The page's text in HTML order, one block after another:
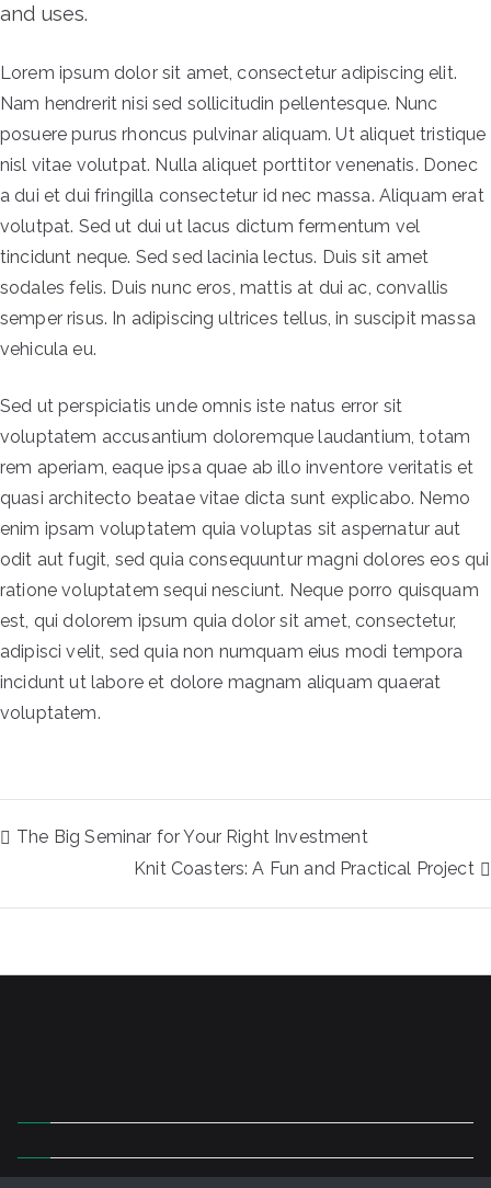
and uses.
Lorem ipsum dolor sit amet, consectetur adipiscing elit.
Nam hendrerit nisi sed sollicitudin pellentesque. Nunc
posuere purus rhoncus pulvinar aliquam. Ut aliquet tristique
nisl vitae volutpat. Nulla aliquet porttitor venenatis. Donec
a dui et dui fringilla consectetur id nec massa. Aliquam erat
volutpat. Sed ut dui ut lacus dictum fermentum vel
tincidunt neque. Sed sed lacinia lectus. Duis sit amet
sodales felis. Duis nunc eros, mattis at dui ac, convallis
semper risus. In adipiscing ultrices tellus, in suscipit massa
vehicula eu.
Sed ut perspiciatis unde omnis iste natus error sit
voluptatem accusantium doloremque laudantium, totam
rem aperiam, eaque ipsa quae ab illo inventore veritatis et
quasi architecto beatae vitae dicta sunt explicabo. Nemo
enim ipsam voluptatem quia voluptas sit aspernatur aut
odit aut fugit, sed quia consequuntur magni dolores eos qui
ratione voluptatem sequi nesciunt. Neque porro quisquam
est, qui dolorem ipsum quia dolor sit amet, consectetur,
adipisci velit, sed quia non numquam eius modi tempora
incidunt ut labore et dolore magnam aliquam quaerat
voluptatem.
The Big Seminar for Your Right Investment
Knit Coasters: A Fun and Practical Project